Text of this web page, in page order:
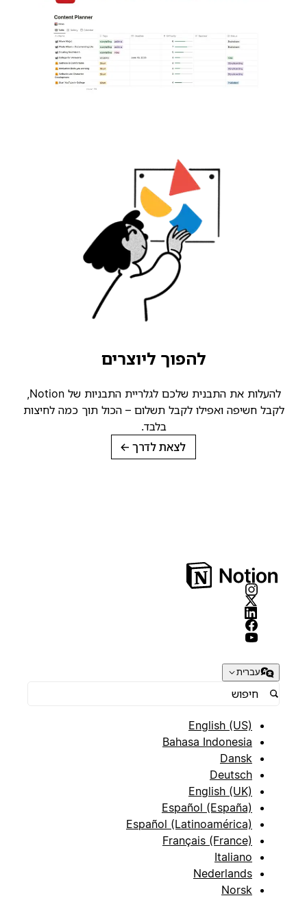
להפוך ליוצרים
להעלות את התבנית שלכם לגלריית התבניות של Notion,
לקבל חשיפה ואפילו לקבל תשלום – הכול תוך כמה לחיצות
בלבד.
לצאת לדרך→
עברית
English (US)
Bahasa Indonesia
Dansk
Deutsch
English (UK)
Español (España)
Español (Latinoamérica)
Français (France)
Italiano
Nederlands
Norsk